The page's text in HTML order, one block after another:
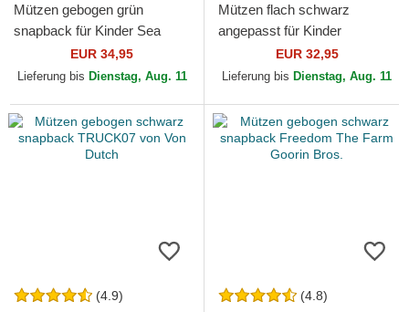
Mützen gebogen grün
snapback für Kinder Sea
Monster The Farm Goorin
Bros.
EUR 34,95
Lieferung bis Dienstag, Aug. 11
Mützen flach schwarz
angepasst für Kinder
59FIFTY der New York
Yankees MLB von New Era
EUR 32,95
Lieferung bis Dienstag, Aug. 11
(4.9) (4.8)